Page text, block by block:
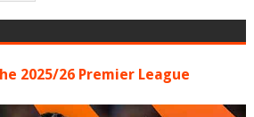
2025/26 Premier League